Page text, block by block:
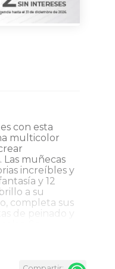
con esta
multicolor
Las muñecas
increíbles y
y 12
a su
completa sus
de peinado y
Los